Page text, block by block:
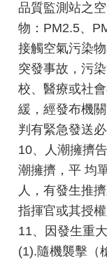
統
計
資
料
影
音
專
區
檔
案
應
用
品質監測站之
物：PM2.5、
接觸空氣污染
突發事故，污
校、醫療或社
緩，經發布機
判有緊急發送
10、人潮擁擠
潮擁擠，平 均
人，有發生推
指揮官或其授
11、因發生重
(1).隨機襲擊（